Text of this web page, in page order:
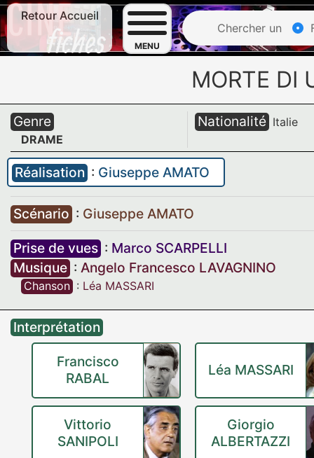
Retour Accueil
MENU
Chercher un
MORTE DI
Genre
DRAME
Nationalité Italie
Réalisation : Giuseppe AMATO
Scénario : Giuseppe AMATO
Prise de vues : Marco SCARPELLI
Musique : Angelo Francesco LAVAGNINO
Chanson : Léa MASSARI
Interprétation
Francisco
RABAL
Léa MASSARI
Vittorio
SANIPOLI
Giorgio
ALBERTAZZI